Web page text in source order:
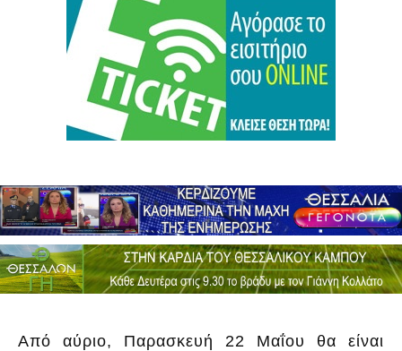
Από αύριο, Παρασκευή 22 Μαΐου θα είναι